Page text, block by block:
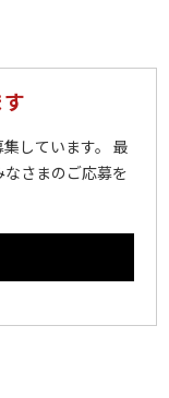
しています。 最
さまのご応募を